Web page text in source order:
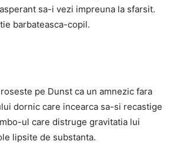
sa-i vezi impreuna la sfarsit.
barbateasca-copil.
pe Dunst ca un amnezic fara
dornic care incearca sa-si recastige
ul care distruge gravitatia lui
lipsite de substanta.